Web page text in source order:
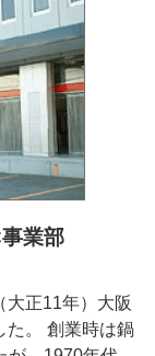
業部
大正11年）大阪
た。 創業時は鍋